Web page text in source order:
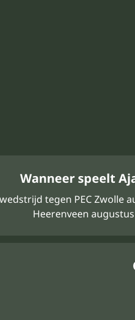
Wanneer speelt
tegen PEC Zwolle
Heerenveen